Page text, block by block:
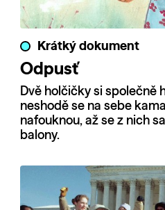
Krátký dokument
Odpusť
Dvě holčičky si společně
neshodě se na sebe
nafouknou, až se z nich
balony.